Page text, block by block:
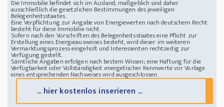
auf einer Holzterrasse. Einfach zu reinigen und kein Matsch. Die Anlage
wurde im Sommer 2022 neu erstellt. → Um die jeweiligen Zwingerblocks
sind 2 separate Gehege mit Zugang zum jeweiligen Auslauf. - ein dritter
großer Auslauf direkt am Haus mit 3 nicht isolierten Hundehütten. - 1
Komposttoilettenhaus - mehrere sehr ertragreiche verschiedene
Beerenbüsche, ertragreicher Apfelbaum, 2 Gartenbeete für Gemüse, 1
großes Beet für Kartoffeln. - der Hofplatz ist zu einem großen Teil foliert
bekiest und mit Regenwasserdrainage. Dächer aller Gebäude sind ok,
Schornsteine 2023 inspiziert und ok. - 2 Brunnen mit sauberem
Trinkwasser (getestet 2023) stehen auf dem Grundstück. Einer davon
liefert das Wasser für das gesamte Grundstück vom Haupthaus - 3 Hektar
großes Grundstück mit genug Waldanteil für eigene Holzversorgung. →
Des weiteren befinden sich folgende Gebäude auf dem Grundstück: - 2023
errichtetes Holzfertighaus geplant als Waschhaus und Toilettenhaus.
Aktuell mit neuer Komposttoilette. - separates Saunagebäude mit
angrenzendem Holzlager/ Abstellraum. - Nebengebäude/ Schuppen für
Die Immobilie befindet sich im Ausland; maßgeblich sind daher
ausschließlich die gesetzlichen Bestimmungen des jeweiligen
Belegenheitsstaates.
Eine Verpflichtung zur Angabe von Energiewerten nach deutschem Recht
besteht für diese Immobilie nicht.
Sofern nach den Vorschriften des Belegenheitsstaates eine Pflicht zur
Erstellung eines Energieausweises besteht, wird dieser im weiteren
Vermarktungsprozess eingeholt und Interessenten rechtzeitig zur
Verfügung gestellt.
Sämtliche Angaben erfolgen nach bestem Wissen; eine Haftung für die
Verfügbarkeit oder Vollständigkeit energetischer Kennwerte vor Vorlage
eines entsprechenden Nachweises wird ausgeschlossen.
... hier kostenlos inserieren ...